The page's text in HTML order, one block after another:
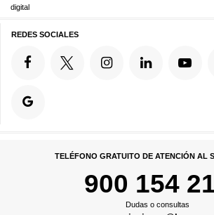
digital
REDES SOCIALES
TELÉFONO GRATUITO DE ATENCIÓN AL
900 154
Dudas o consultas